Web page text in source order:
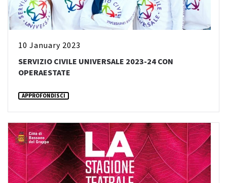
10 January 2023
SERVIZIO CIVILE UNIVERSALE 2023-24 CON
OPERAESTATE
APPROFONDISCI